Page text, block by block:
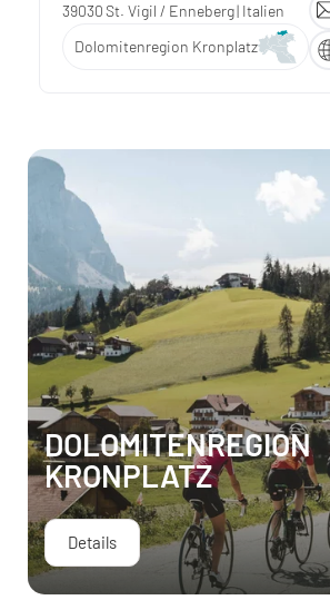
39030St. Vigil / Enneberg| Italien
Dolomitenregion Kronplatz
DOLOMITENREGION
KRONPLATZ
Details